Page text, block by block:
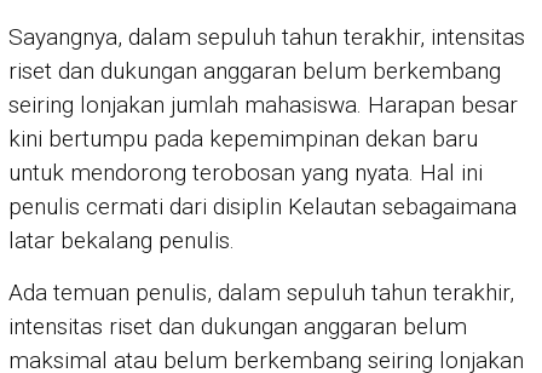
Sayangnya, dalam sepuluh tahun terakhir, intensitas
riset dan dukungan anggaran belum berkembang
seiring lonjakan jumlah mahasiswa. Harapan besar
kini bertumpu pada kepemimpinan dekan baru
untuk mendorong terobosan yang nyata. Hal ini
penulis cermati dari disiplin Kelautan sebagaimana
latar bekalang penulis.
Ada temuan penulis, dalam sepuluh tahun terakhir,
intensitas riset dan dukungan anggaran belum
maksimal atau belum berkembang seiring lonjakan